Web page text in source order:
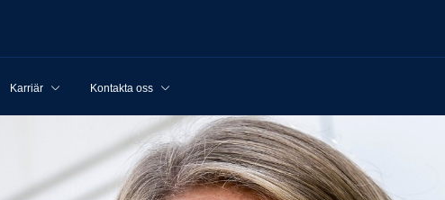
Karriär Kontakta oss